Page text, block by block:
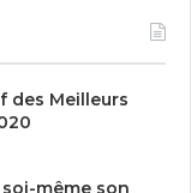
des Meilleurs
même son